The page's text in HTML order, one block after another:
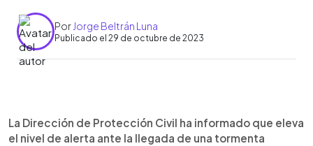
Por Jorge Beltrán Luna
Publicado el 29 de octubre de 2023
Escuchar artículo
La Dirección de Protección Civil ha informado que eleva
el nivel de alerta ante la llegada de una tormenta